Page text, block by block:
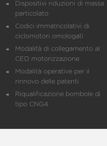
Dispositivi riduzioni di massa
particolato
Codici immatricolativi di
ciclomotori omologati
Modalità di collegamento al
CED motorizzazione
Modalità operative per il
rinnovo delle patenti
Riqualificazione bombole di
tipo CNG4